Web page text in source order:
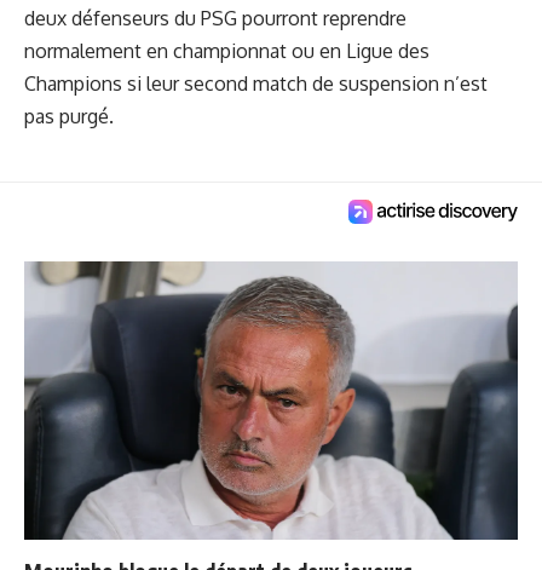
deux défenseurs du PSG pourront reprendre
normalement en championnat ou en Ligue des
Champions si leur second match de suspension n’est
pas purgé.